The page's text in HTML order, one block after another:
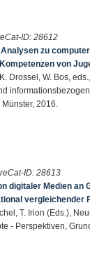
ID: 28612
zu
von
Drossel, W. Bos,
2016.
ID: 28613
digitaler Medien an
vergleichender
T. Irion (Eds.),
- Perspektiven,